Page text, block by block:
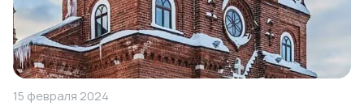
15 февраля 2024